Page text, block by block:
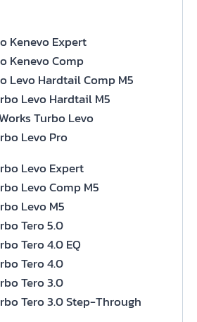
Kenevo Expert
Kenevo Comp
Levo Hardtail Comp M5
Levo Hardtail M5
Turbo Levo
Levo Pro
Levo Expert
Levo Comp M5
Levo M5
Tero 5.0
Tero 4.0 EQ
Tero 4.0
Tero 3.0
Tero 3.0 Step-Through